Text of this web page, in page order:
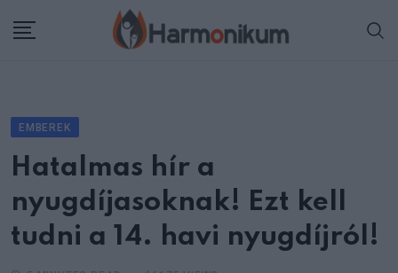
EMBEREK
Hatalmas hír a
nyugdíjasoknak! Ezt kell
tudni a 14. havi nyugdíjról!